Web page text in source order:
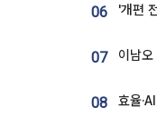
06
07
08